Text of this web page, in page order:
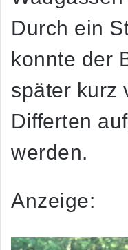
Durch ein
konnte der
später kurz
Differten
werden.
Anzeige: